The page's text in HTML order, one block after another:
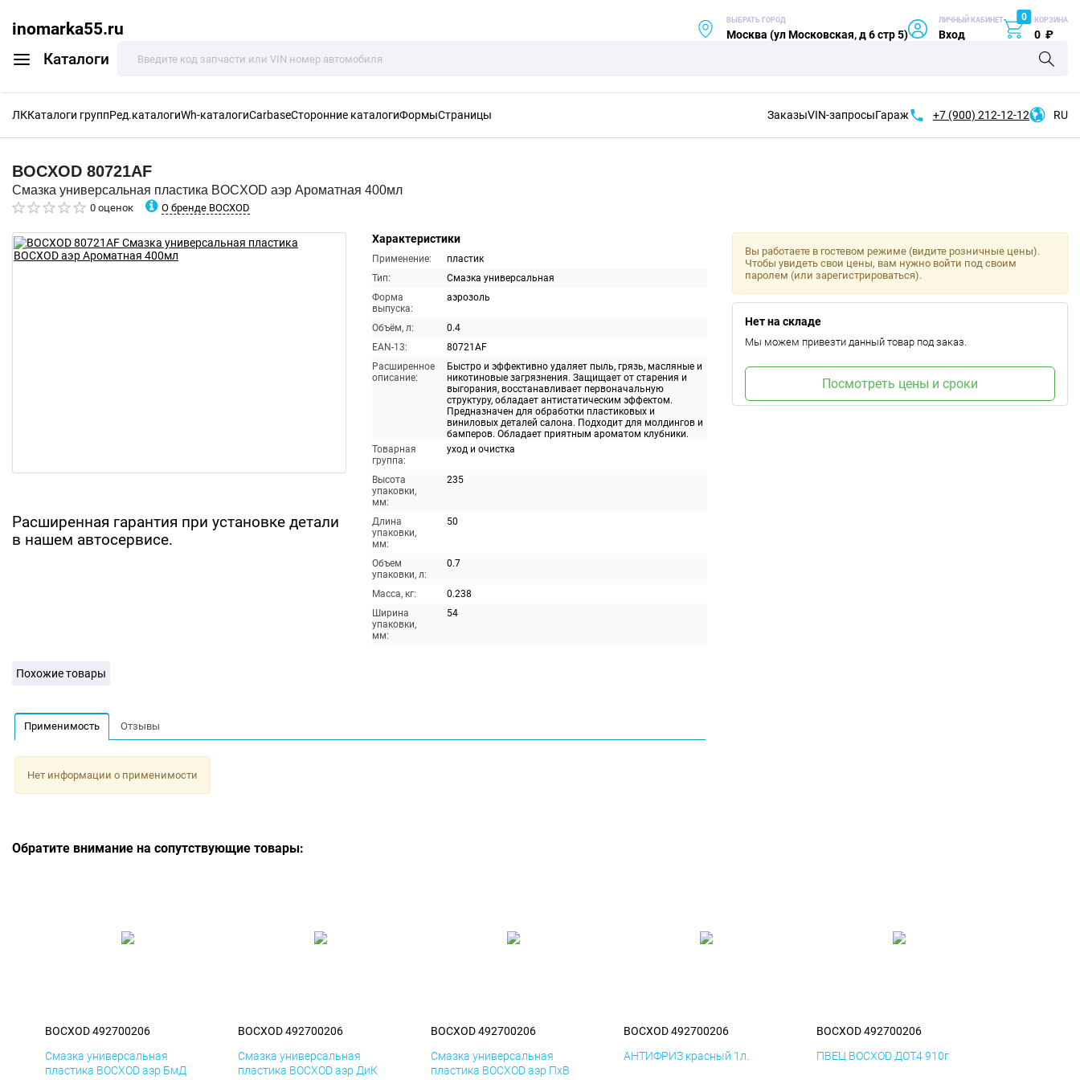
inomarka55.ru
Каталоги
ВЫБРАТЬ ГОРОД
Москва (ул Московская, д 6 стр 5)
ЛИЧНЫЙ КАБИНЕТ
Вход
0 КОРЗИНА
0 ₽
ЛККаталоги группРед.каталогиWh-каталогиCarbaseСторонние каталогиФормыСтраницы ЗаказыVIN-запросыГараж +7 (900) 212-12-12 RU
BOCXOD 80721AF
Смазка универсальная пластика BOCXOD аэр Ароматная 400мл
0 оценок О бренде BOCXOD
Расширенная гарантия при установке детали
в нашем автосервисе.
Характеристики
Применение:
пластик
Тип:
Смазка универсальная
Форма
выпуска:
аэрозоль
Объём, л:
0.4
EAN-13:
80721AF
Расширенное
описание:
Быстро и эффективно удаляет пыль, грязь, масляные и
никотиновые загрязнения. Защищает от старения и
выгорания, восстанавливает первоначальную
структуру, обладает антистатическим эффектом.
Предназначен для обработки пластиковых и
виниловых деталей салона. Подходит для молдингов и
бамперов. Обладает приятным ароматом клубники.
Товарная
группа:
уход и очистка
Высота
упаковки,
мм:
235
Длина
упаковки,
мм:
50
Объем
упаковки, л:
0.7
Масса, кг:
0.238
Ширина
упаковки,
мм:
54
Вы работаете в гостевом режиме (видите розничные цены).
Чтобы увидеть свои цены, вам нужно войти под своим
паролем (или зарегистрироваться).
Нет на складе
Мы можем привезти данный товар под заказ.
Посмотреть цены и сроки
Похожие товары
Применимость Отзывы
Нет информации о применимости
Обратите внимание на сопутствующие товары:
BOCXOD 492700206
Смазка универсальная
пластика BOCXOD аэр БмД
BOCXOD 492700206
Смазка универсальная
пластика BOCXOD аэр ДиК
BOCXOD 492700206
Смазка универсальная
пластика BOCXOD аэр ПхВ
BOCXOD 492700206
АНТИФРИЗ красный 1л.
BOCXOD 492700206
ПВЕЦ BOCXOD ДОТ4 910г